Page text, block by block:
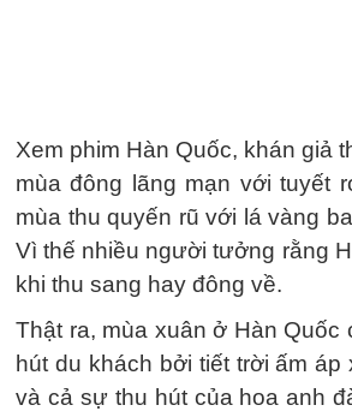
Xem phim Hàn Quốc, khán giả
mùa đông lãng mạn với tuyết
mùa thu quyến rũ với lá vàng
Vì thế nhiều người tưởng rằng
khi thu sang hay đông về.
Thật ra, mùa xuân ở Hàn Quốc
hút du khách bởi tiết trời ấm áp
và cả sự thu hút của hoa anh